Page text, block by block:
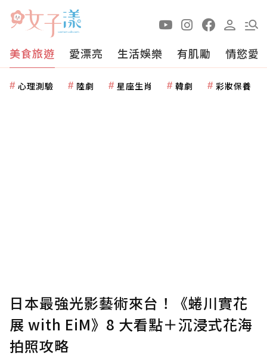
美食旅遊 愛漂亮 生活娛樂 有肌勵 情慾愛
心理測驗 陸劇 星座生肖 韓劇 彩妝保養
日本最強光影藝術來台！《蜷川實花
展 with EiM》8 大看點＋沉浸式花海
拍照攻略